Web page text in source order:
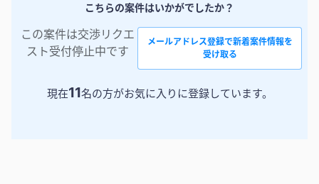
こちらの案件はいかがでしたか？
この案件は交渉リクエ
スト受付停止中です
メールアドレス登録で新着案件情報を
受け取る
現在11名の方がお気に入りに登録しています。